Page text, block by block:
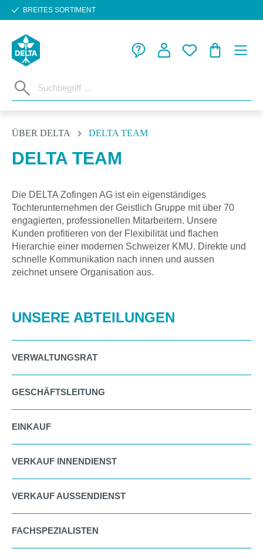
Zum Hauptinhalt springen
BREITES SORTIMENT
ÜBER DELTA DELTA TEAM
DELTA TEAM
Die DELTA Zofingen AG ist ein eigenständiges
Tochterunternehmen der Geistlich Gruppe mit über 70
engagierten, professionellen Mitarbeitern. Unsere
Kunden profitieren von der Flexibilität und flachen
Hierarchie einer modernen Schweizer KMU. Direkte und
schnelle Kommunikation nach innen und aussen
zeichnet unsere Organisation aus.
UNSERE ABTEILUNGEN
VERWALTUNGSRAT
GESCHÄFTSLEITUNG
EINKAUF
VERKAUF INNENDIENST
VERKAUF AUSSENDIENST
FACHSPEZIALISTEN